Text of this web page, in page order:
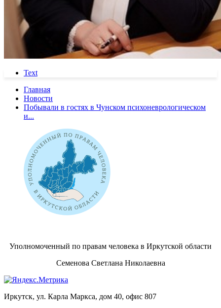
Text
Главная
Новости
Побывали в гостях в Чунском психоневрологическом
и...
Уполномоченный по правам человека в Иркутской области
Семенова Светлана Николаевна
Иркутск, ул. Карла Маркса, дом 40, офис 807